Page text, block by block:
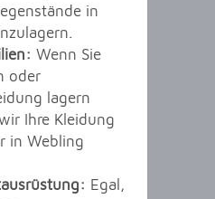
in
Wenn Sie
oder
lagern
Ihre Kleidung
in Webling
Egal,